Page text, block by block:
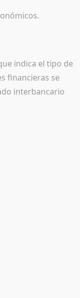
indica el tipo de
financieras se
interbancario